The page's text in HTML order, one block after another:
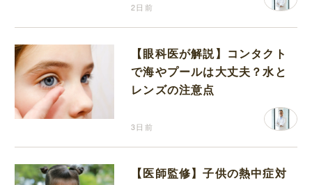
2日前
【眼科医が解説】コンタクト
で海やプールは大丈夫？水と
レンズの注意点
3日前
【医師監修】子供の熱中症対